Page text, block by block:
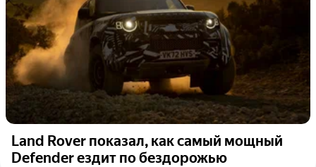
Land Rover показал, как самый мощный
Defender ездит по бездорожью